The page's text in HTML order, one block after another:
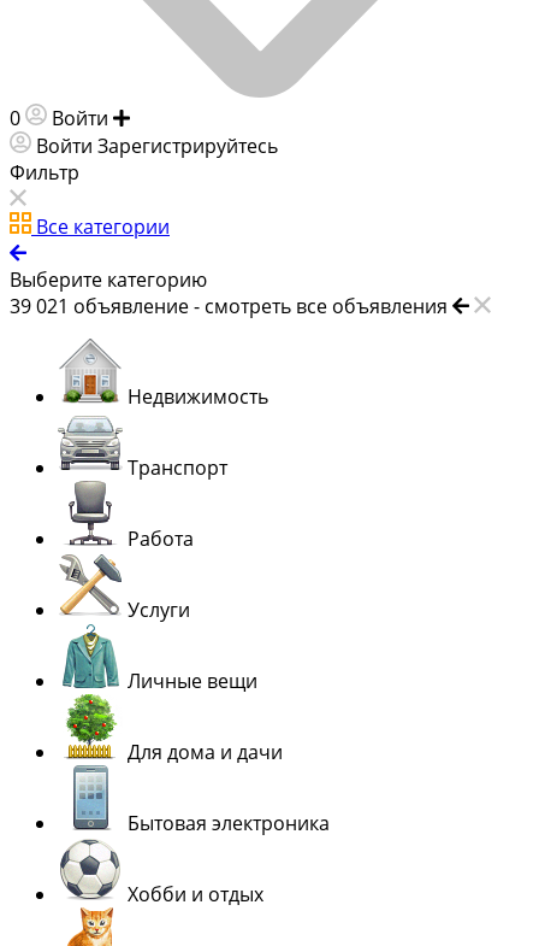
0 Войти
Войти Зарегистрируйтесь
Фильтр
Все категории
Выберите категорию
39 021 объявление - смотреть все объявления
Недвижимость
Транспорт
Работа
Услуги
Личные вещи
Для дома и дачи
Бытовая электроника
Хобби и отдых